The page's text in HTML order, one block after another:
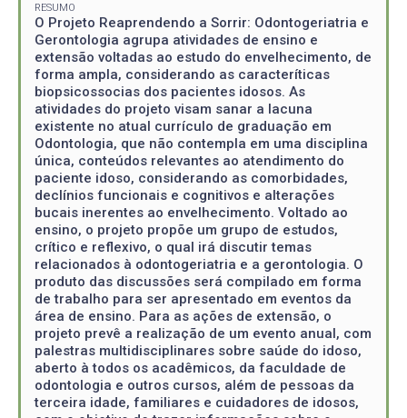
RESUMO
O Projeto Reaprendendo a Sorrir: Odontogeriatria e
Gerontologia agrupa atividades de ensino e
extensão voltadas ao estudo do envelhecimento, de
forma ampla, considerando as caracteríticas
biopsicossocias dos pacientes idosos. As
atividades do projeto visam sanar a lacuna
existente no atual currículo de graduação em
Odontologia, que não contempla em uma disciplina
única, conteúdos relevantes ao atendimento do
paciente idoso, considerando as comorbidades,
declínios funcionais e cognitivos e alterações
bucais inerentes ao envelhecimento. Voltado ao
ensino, o projeto propõe um grupo de estudos,
crítico e reflexivo, o qual irá discutir temas
relacionados à odontogeriatria e a gerontologia. O
produto das discussões será compilado em forma
de trabalho para ser apresentado em eventos da
área de ensino. Para as ações de extensão, o
projeto prevê a realização de um evento anual, com
palestras multidisciplinares sobre saúde do idoso,
aberto à todos os acadêmicos, da faculdade de
odontologia e outros cursos, além de pessoas da
terceira idade, familiares e cuidadores de idosos,